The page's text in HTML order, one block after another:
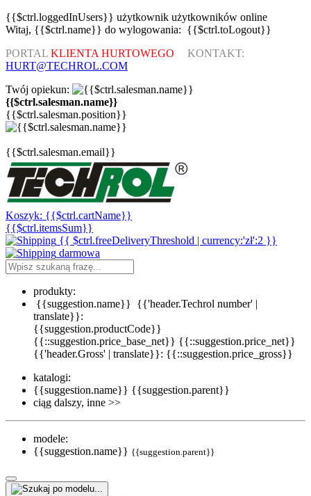
{{$ctrl.loggedInUsers}} użytkownik użytkowników online
Witaj, {{$ctrl.name}} do wylogowania: {{$ctrl.toLogout}}
PORTAL KLIENTA HURTOWEGO
KONTAKT:
HURT@TECHROL.COM
Twój opiekun:
{{$ctrl.salesman.name}}
{{$ctrl.salesman.position}}
{{$ctrl.salesman.email}}
Koszyk: {{$ctrl.cartName}}
{{$ctrl.itemsSum}}
{{ $ctrl.freeDeliveryThreshold | currency:'zł':2 }}
darmowa
produkty:
{{suggestion.name}} {{'header.Techrol number' |
translate}}:
{{suggestion.productCode}}
{{::suggestion.price_base_net}} {{::suggestion.price_net}}
{{'header.Gross' | translate}}: {{::suggestion.price_gross}}
katalogi:
{{suggestion.name}} {{suggestion.parent}}
ciąg dalszy, inne >>
modele:
{{suggestion.name}} {{suggestion.parent}}